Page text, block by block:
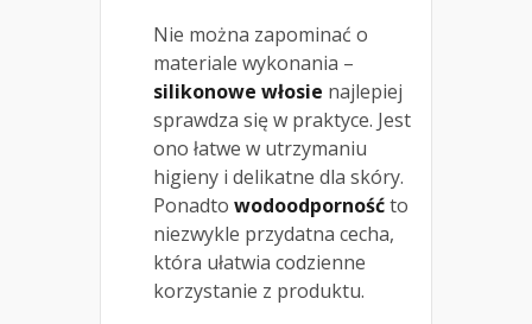
Nie można zapominać o
materiale wykonania –
silikonowe włosie najlepiej
sprawdza się w praktyce. Jest
ono łatwe w utrzymaniu
higieny i delikatne dla skóry.
Ponadto wodoodpornośćto
niezwykle przydatna cecha,
która ułatwia codzienne
korzystanie z produktu.